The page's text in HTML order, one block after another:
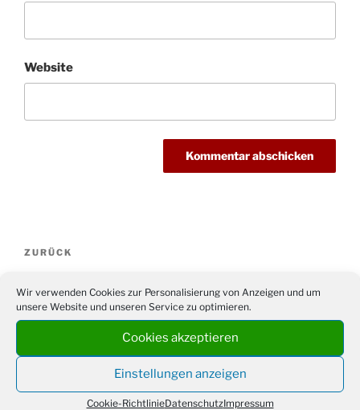
Wir verwenden Cookies zur Personalisierung von Anzeigen und um
unsere Website und unseren Service zu optimieren.
Cookies akzeptieren
Einstellungen anzeigen
Cookie-RichtlinieDatenschutzImpressum
Website
Beitragsnavigation
Vorheriger
ZURÜCK
gesucht
Beitrag
BV 09 Drabenderhöhe: Mitgliederversammlung